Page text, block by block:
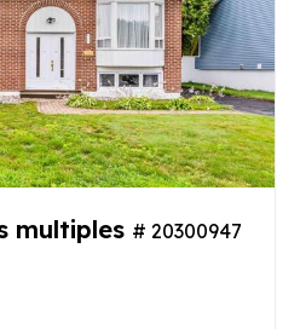
multiples # 20300947